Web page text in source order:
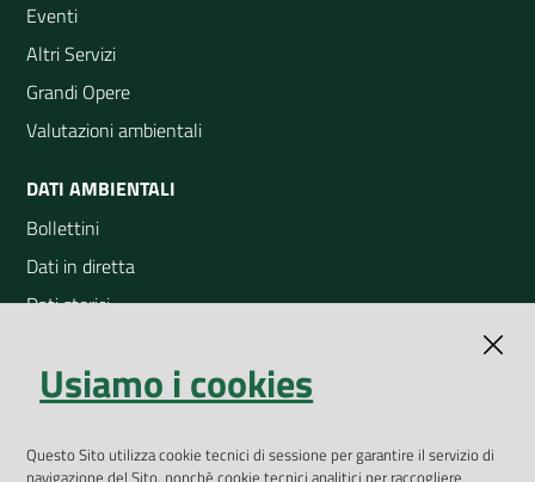
Eventi
Altri Servizi
Grandi Opere
Valutazioni ambientali
DATI AMBIENTALI
Bollettini
Dati in diretta
Dati storici
Open Data
App Arpav
Usiamo i cookies
Questo Sito utilizza cookie tecnici di sessione per garantire il servizio di
navigazione del Sito, nonchè cookie tecnici analitici per raccogliere